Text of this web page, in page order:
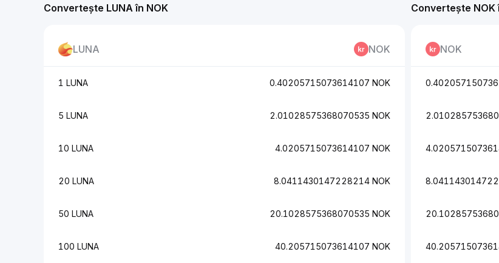
Convertește LUNA în NOK
LUNA NOK
1 LUNA 0.40205715073614107 NOK
5 LUNA 2.01028575368070535 NOK
10 LUNA 4.0205715073614107 NOK
20 LUNA 8.0411430147228214 NOK
50 LUNA 20.1028575368070535 NOK
100 LUNA 40.205715073614107 NOK
Convertește NOK
NOK